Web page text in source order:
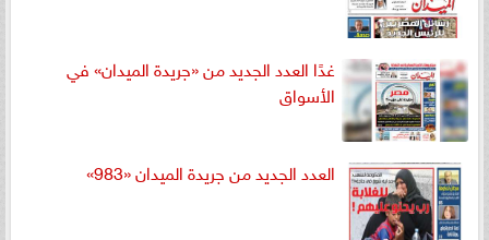
غدًا العدد الجديد من «جريدة الميدان» في
الأسواق
العدد الجديد من جريدة الميدان «983»